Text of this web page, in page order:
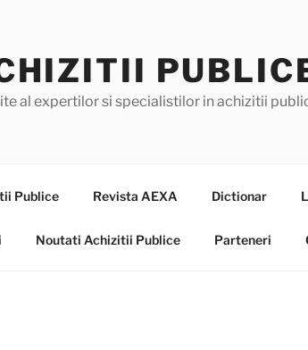
al expertilor si specialistilor in achizitii
Publice Revista AEXA Dictionar
Noutati Achizitii Publice Parteneri